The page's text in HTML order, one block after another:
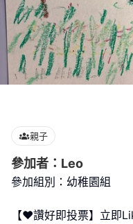
親子
參加者：Leo
參加組別：幼稚園組
【❤️讚好即投票】立即